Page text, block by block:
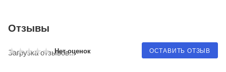
Отзывы
Нет оценок ОСТАВИТЬ ОТЗЫВ
Загрузка отзывов...